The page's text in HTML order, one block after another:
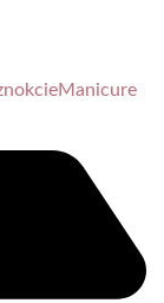
Manicure